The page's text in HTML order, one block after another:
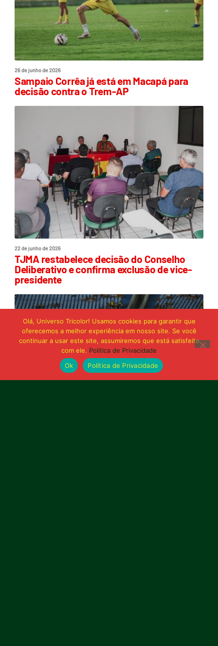
26 de junho de 2026
Sampaio Corrêa já está em Macapá para
decisão contra o Trem-AP
22 de junho de 2026
TJMA restabelece decisão do Conselho
Deliberativo e confirma exclusão de vice-
presidente
Olá, Universo Tricolor! Usamos cookies para garantir que
oferecemos a melhor experiência em nosso site. Se você
continuar a usar este site, assumiremos que está satisfeito
com ele. Política de Privacidade
Ok
Política de Privacidade